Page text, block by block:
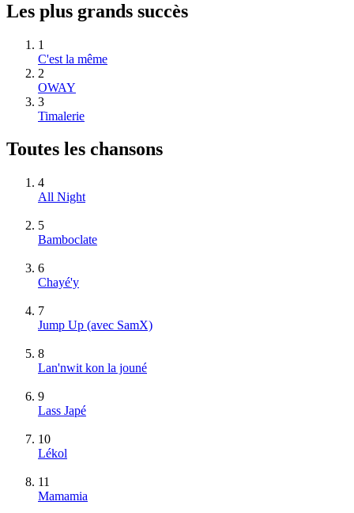
Les plus grands succès
1
C'est la même
2
OWAY
3
Timalerie
Toutes les chansons
4
All Night
5
Bamboclate
6
Chayé'y
7
Jump Up (avec SamX)
8
Lan'nwit kon la jouné
9
Lass Japé
10
Lékol
11
Mamamia